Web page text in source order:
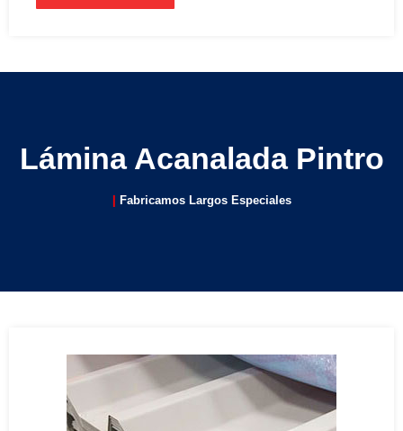
Lámina Acanalada Pintro
| Fabricamos Largos Especiales